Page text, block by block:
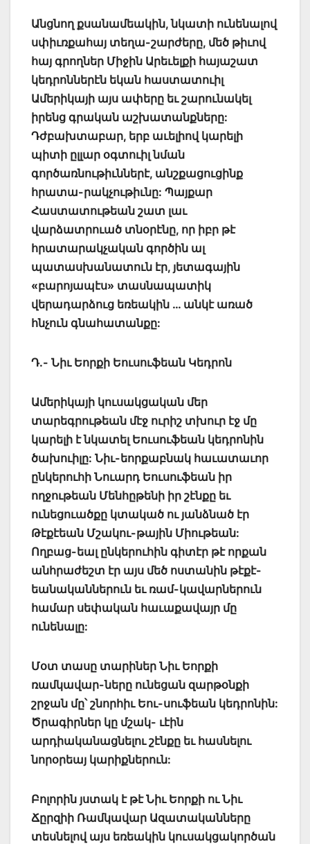
Անցնող քսանամեակին, նկատի ունենալով
սփիւռքահայ տեղա-շարժերը, մեծ թիւով
հայ գրողներ Միջին Արեւելքի հայաշատ
կեդրոններէն եկան հաստատուիլ
Ամերիկայի այս ափերը եւ շարունակել
իրենց գրական աշխատանքները:
Դժբախտաբար, երբ աւելիով կարելի
պիտի ըլլար օգտուիլ նման
գործառնութիւններէ, անշքացուցինք
հրատա-րակչութիւնը: Պայքար
Հաստատութեան շատ լաւ
վարձատրուած տնօրէնը, որ իբր թէ
հրատարակչական գործին ալ
պատասխանատուն էր, յետագային
«բարոյապէս» տասնապատիկ
վերադարձուց եռեակին … անկէ առած
հնչուն գնահատանքը:
Դ.- Նիւ Եորքի Եուսուֆեան Կեդրոն
Ամերիկայի կուսակցական մեր
տարեգրութեան մէջ ուրիշ տխուր էջ մը
կարելի է նկատել Եուսուֆեան կեդրոնին
ծախուիլը: Նիւ-եորքաբնակ հաւատաւոր
ընկերուհի Նուարդ Եուսուֆեան իր
ողջութեան Մենհըթենի իր շէնքը եւ
ունեցուածքը կտակած ու յանձնած էր
Թէքէեան Մշակու-թային Միութեան:
Ողբաց-եալ ընկերուհին գիտէր թէ որքան
անհրաժեշտ էր այս մեծ ոստանին թէքէ-
եանականներուն եւ ռամ-կավարներուն
համար սեփական հաւաքավայր մը
ունենալը:
Մօտ տասը տարիներ Նիւ Եորքի
ռամկավար-ները ունեցան զարթօնքի
շրջան մը՝ շնորհիւ Եու-սուֆեան կեդրոնին:
Ծրագիրներ կը մշակ- ւէին
արդիականացնելու շէնքը եւ հասնելու
նորօրեայ կարիքներուն:
Բոլորին յստակ է թէ Նիւ Եորքի ու Նիւ
Ճըրզիի Ռամկավար Ազատականները
տեսնելով այս եռեակին կուսակցակործան